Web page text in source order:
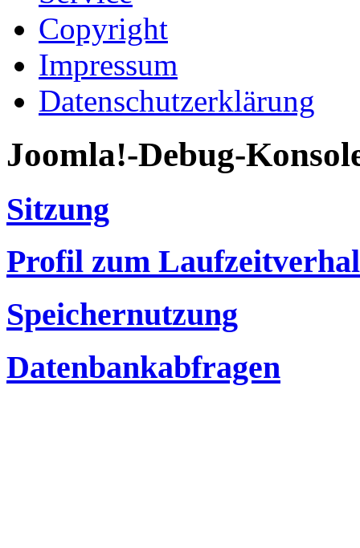
Copyright
Impressum
Datenschutzerklärung
Joomla!-Debug-
Sitzung
Profil zum
Speichernutzung
Datenbankabfragen